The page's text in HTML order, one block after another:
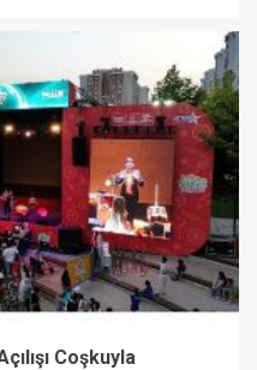
Coşkuyla